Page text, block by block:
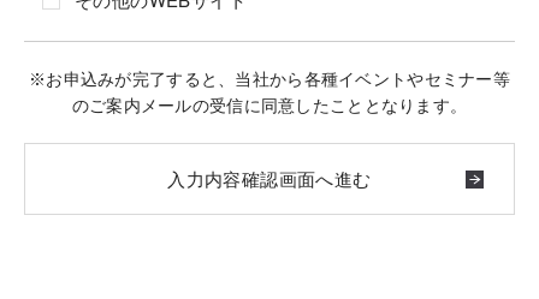
※お申込みが完了すると、当社から各種イベントやセミナー等
のご案内メールの受信に同意したこととなります。